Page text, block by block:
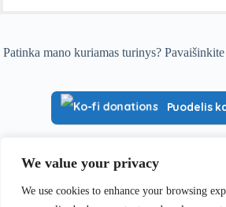
We value your privacy
We use cookies to enhance your browsing
Patinka mano kuriamas turinys?
Puodelis
Visa informacija, pateikiama Ferrata.lt, yra
patirtimi ir yra skirta tik informaciniams bei
tikslams. Kiekvienas lankytojas yra